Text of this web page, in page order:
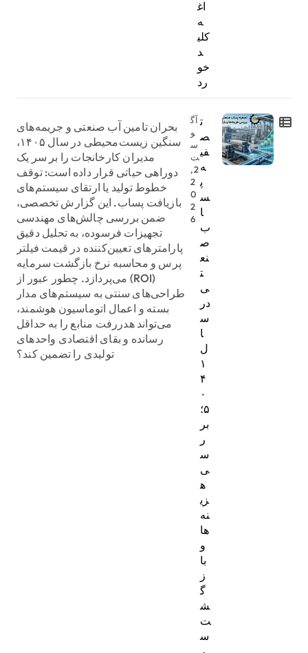
اغ
ه
کلی
د
خو
رد
ت
ص
فی
ه
پ
س
ا
ب
ص
نع
ت
ی
در
س
ا
ل
۱
۴
۰
۵؛
بر
ر
س
ی
ه
زی
نه‌
ها
و
با
ز
گ
ش
ت
س
آگ
و
س
ت
2,
2
0
2
6
بحران تامین آب صنعتی و جریمه‌های
سنگین زیست‌محیطی در سال ۱۴۰۵،
مدیران کارخانجات را بر سر یک
دوراهی حیاتی قرار داده است: توقف
خطوط تولید یا ارتقای سیستم‌های
بازیافت پساب. این گزارش تخصصی،
ضمن بررسی چالش‌های مهندسی
تجهیزات فرسوده، به تحلیل دقیق
پارامترهای تعیین‌کننده در قیمت فیلتر
پرس و محاسبه نرخ بازگشت سرمایه
(ROI) می‌پردازد. چطور عبور از
طراحی‌های سنتی به سیستم‌های مدار
بسته و اعمال اتوماسیون هوشمند،
می‌تواند هدررفت منابع را به حداقل
رسانده و بقای اقتصادی واحدهای
تولیدی را تضمین کند؟